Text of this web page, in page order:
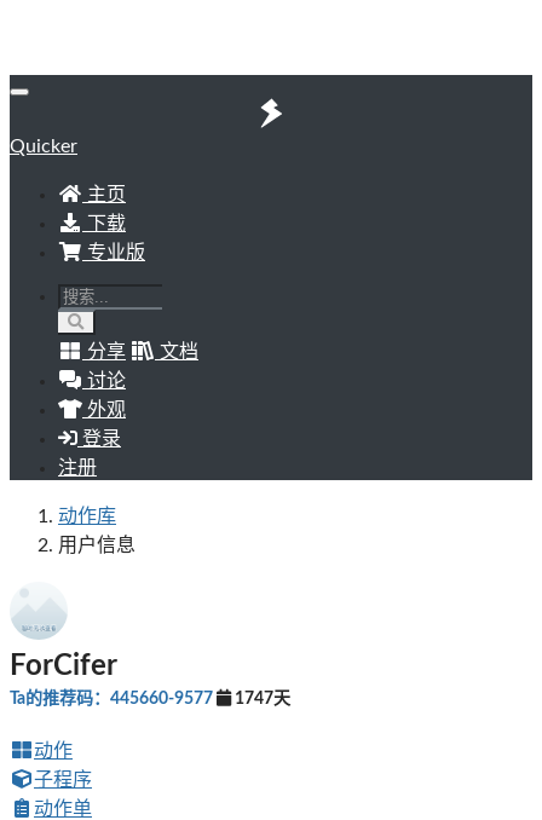
Quicker
主页
下载
专业版
分享
文档
讨论
外观
登录
注册
动作库
用户信息
ForCifer
Ta的推荐码：445660-9577 1747天
动作
子程序
动作单